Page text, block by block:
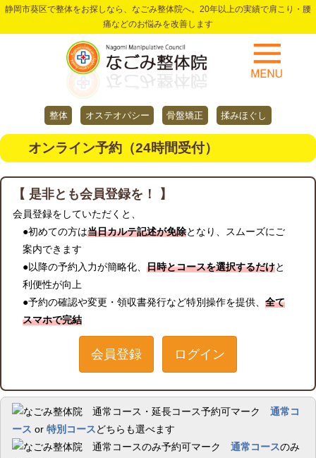
静岡市葵区で整体をお探しなら、なごみ整体院へ。20年以上の実績で肩こり・腰
痛などのお悩みを改善します
整体 オステオパシー 骨盤矯正 揉みほぐし
オンライン予約（24時間受付）
【 是非とも会員登録を！ 】
会員登録をしていただくと、
●初めての方は当日カルテ記述が免除となり、スムーズにご
案内できます
●以降の予約入力が簡略化、 日時とコースを選択するだけと
利便性が向上
●予約の確認や変更・領収書発行など特別操作を提供、 全て
スマホで完結
会員登録 ログイン
通常コ
ース or 特別コースどちらも選べます
通常コースのみ